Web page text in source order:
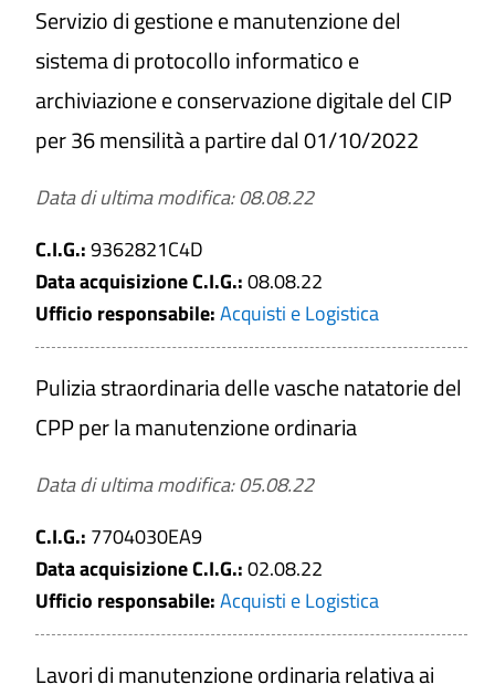
C.I.G.
Tipologia di affidamento
Affidamento servizi e forniture
Affidamento servizi e forniture settori
speciali
Soglia
Affidamento sotto soglia
Affidamento sopra soglia
Periodo di validità del Bando
Da
a
Data acquisizione C.I.G.
Servizio di gestione e manutenzione del
sistema di protocollo informatico e
archiviazione e conservazione digitale del CIP
per 36 mensilità a partire dal 01/10/2022
Data di ultima modifica: 08.08.22
C.I.G.:9362821C4D
Data acquisizione C.I.G.:08.08.22
Ufficio responsabile:Acquisti e Logistica
Pulizia straordinaria delle vasche natatorie del
CPP per la manutenzione ordinaria
Data di ultima modifica: 05.08.22
C.I.G.: 7704030EA9
Data acquisizione C.I.G.:02.08.22
Ufficio responsabile:Acquisti e Logistica
Lavori di manutenzione ordinaria relativa ai